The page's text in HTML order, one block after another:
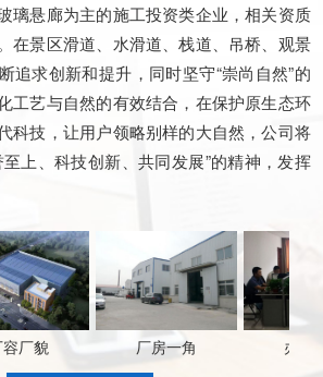
璃悬廊为主的施工投资类企业，相关资质
在景区滑道、水滑道、栈道、吊桥、观景
追求创新和提升，同时坚守“崇尚自然”的
工艺与自然的有效结合，在保护原生态环
科技，让用户领略别样的大自然，公司将
上、科技创新、共同发展”的精神，发挥
厂貌 厂房一角 办公场